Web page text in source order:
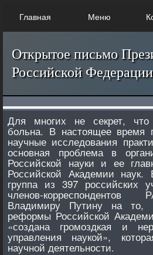
Главная Меню
Открытое письмо
Российской
Для многих не секрет,
больна. В настоящее время
научные исследования
основная проблема в
Российской науки и ее
Российской Академии наук.
группа из 397 российских
членов-
Владимиру Путину на то,
реформы Российской
«создана громоздкая и
управления наукой»,
научной деятельности.